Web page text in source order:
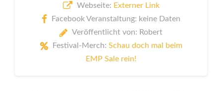
Webseite: Externer Link
Facebook Veranstaltung: keine Daten
Veröffentlicht von: Robert
Festival-Merch: Schau doch mal beim
EMP Sale rein!